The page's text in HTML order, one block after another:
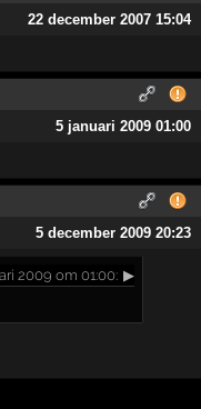
22 december 2007 15:04
5 januari 2009 01:00
5 december 2009 20:23
2009 om 01:00: ▶